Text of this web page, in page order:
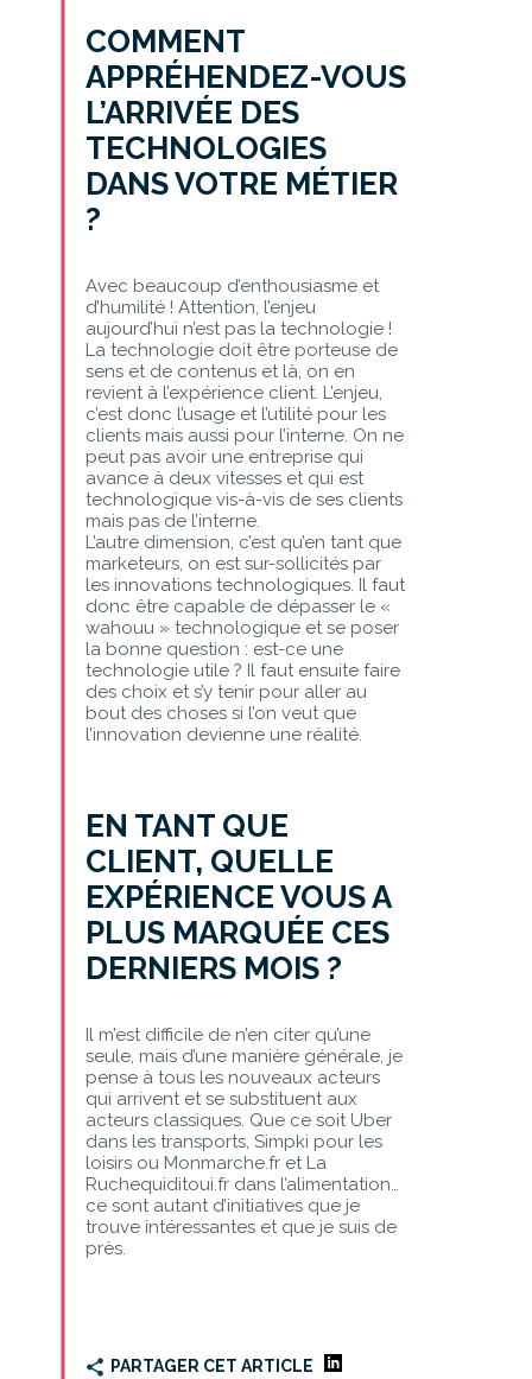
COMMENT
APPRÉHENDEZ-VOUS
L’ARRIVÉE DES
TECHNOLOGIES
DANS VOTRE MÉTIER
?
Avec beaucoup d’enthousiasme et
d’humilité ! Attention, l’enjeu
aujourd’hui n’est pas la technologie !
La technologie doit être porteuse de
sens et de contenus et là, on en
revient à l’expérience client. L’enjeu,
c’est donc l’usage et l’utilité pour les
clients mais aussi pour l’interne. On ne
peut pas avoir une entreprise qui
avance à deux vitesses et qui est
technologique vis-à-vis de ses clients
mais pas de l’interne.
L’autre dimension, c’est qu’en tant que
marketeurs, on est sur-sollicités par
les innovations technologiques. Il faut
donc être capable de dépasser le «
wahouu » technologique et se poser
la bonne question : est-ce une
technologie utile ? Il faut ensuite faire
des choix et s’y tenir pour aller au
bout des choses si l’on veut que
l’innovation devienne une réalité.
EN TANT QUE
CLIENT, QUELLE
EXPÉRIENCE VOUS A
PLUS MARQUÉE CES
DERNIERS MOIS ?
Il m’est difficile de n’en citer qu’une
seule, mais d’une manière générale, je
pense à tous les nouveaux acteurs
qui arrivent et se substituent aux
acteurs classiques. Que ce soit Uber
dans les transports, Simpki pour les
loisirs ou Monmarche.fr et La
Ruchequiditoui.fr dans l’alimentation…
ce sont autant d’initiatives que je
trouve intéressantes et que je suis de
près.
PARTAGER CET ARTICLE